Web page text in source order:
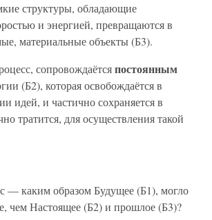
структуры, обладающие
и энергией, превращаются в
материальные объекты (Б3).
сопровождаётсяпостоянным
(Б2), которая освобождаётся в
идей, и частично сохраняется в
тратится, для осуществления такой
— каким образом Будущее (Б1), могло
чем Настоящее (Б2) и прошлое (Б3)?